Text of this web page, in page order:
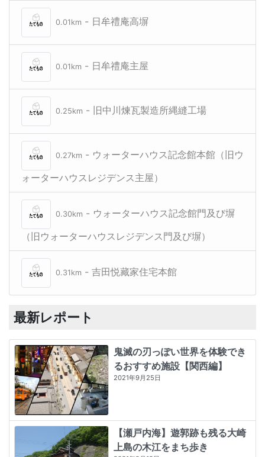
0.01km - 日牟禮庵高塀
0.01km - 日牟禮庵主屋
0.25km - 旧中川煉瓦製造所縄縫工場
0.27km - ウォーターハウス記念館本館（旧ウ
ォーターハウスレジデンス主屋）
0.30km - ウォーターハウス記念館門及び塀
（旧ウォーターハウスレジデンス門及び塀）
0.31km - 吉田悦藏家住宅本館
最新レポート
鬼滅の刃っぽい世界を体験でき
るおすすめ施設【関西編】
2021年9月25日
【瀬戸内海】遊郭跡も残る大崎
上島の木江をまち歩き